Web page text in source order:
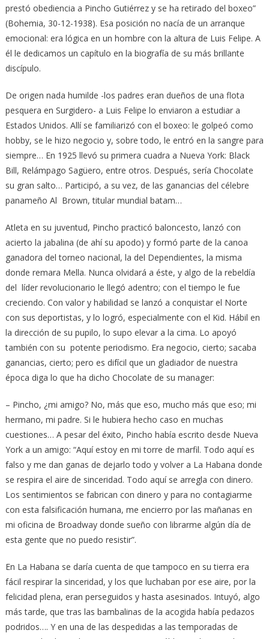
prestó obediencia a Pincho Gutiérrez y se ha retirado del boxeo”
(Bohemia, 30-12-1938). Esa posición no nacía de un arranque
emocional: era lógica en un hombre con la altura de Luis Felipe. A
él le dedicamos un capítulo en la biografía de su más brillante
discípulo.
De origen nada humilde -los padres eran dueños de una flota
pesquera en Surgidero- a Luis Felipe lo enviaron a estudiar a
Estados Unidos. Allí se familiarizó con el boxeo: le golpeó como
hobby, se le hizo negocio y, sobre todo, le entró en la sangre para
siempre… En 1925 llevó su primera cuadra a Nueva York: Black
Bill, Relámpago Sagüero, entre otros. Después, sería Chocolate
su gran salto… Participó, a su vez, de las ganancias del célebre
panameño Al Brown, titular mundial batam…
Atleta en su juventud, Pincho practicó baloncesto, lanzó con
acierto la jabalina (de ahí su apodo) y formó parte de la canoa
ganadora del torneo nacional, la del Dependientes, la misma
donde remara Mella. Nunca olvidará a éste, y algo de la rebeldía
del líder revolucionario le llegó adentro; con el tiempo le fue
creciendo. Con valor y habilidad se lanzó a conquistar el Norte
con sus deportistas, y lo logró, especialmente con el Kid. Hábil en
la dirección de su pupilo, lo supo elevar a la cima. Lo apoyó
también con su potente periodismo. Era negocio, cierto; sacaba
ganancias, cierto; pero es difícil que un gladiador de nuestra
época diga lo que ha dicho Chocolate de su manager:
– Pincho, ¿mi amigo? No, más que eso, mucho más que eso; mi
hermano, mi padre. Si le hubiera hecho caso en muchas
cuestiones… A pesar del éxito, Pincho había escrito desde Nueva
York a un amigo: “Aquí estoy en mi torre de marfil. Todo aquí es
falso y me dan ganas de dejarlo todo y volver a La Habana donde
se respira el aire de sinceridad. Todo aquí se arregla con dinero.
Los sentimientos se fabrican con dinero y para no contagiarme
con esta falsificación humana, me encierro por las mañanas en
mi oficina de Broadway donde sueño con librarme algún día de
esta gente que no puedo resistir”.
En La Habana se daría cuenta de que tampoco en su tierra era
fácil respirar la sinceridad, y los que luchaban por ese aire, por la
felicidad plena, eran perseguidos y hasta asesinados. Intuyó, algo
más tarde, que tras las bambalinas de la acogida había pedazos
podridos…. Y en una de las despedidas a las temporadas de